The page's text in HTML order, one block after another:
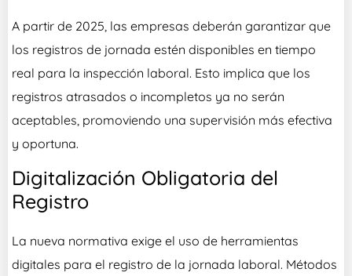
A partir de 2025, las empresas deberán garantizar que
los registros de jornada estén disponibles en tiempo
real para la inspección laboral. Esto implica que los
registros atrasados o incompletos ya no serán
aceptables, promoviendo una supervisión más efectiva
y oportuna.
Digitalización Obligatoria del
Registro
La nueva normativa exige el uso de herramientas
digitales para el registro de la jornada laboral. Métodos